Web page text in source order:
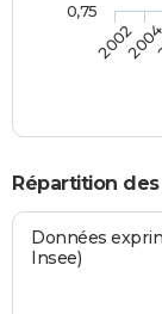
2002
0,75
Répartition des
Données
Insee)